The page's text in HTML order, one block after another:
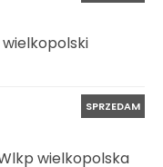
SPRZEDAM
wielkopolska